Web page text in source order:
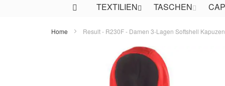
TEXTILIEN TASCHEN
Home Result - R230F - Damen 3-Lagen Softshell